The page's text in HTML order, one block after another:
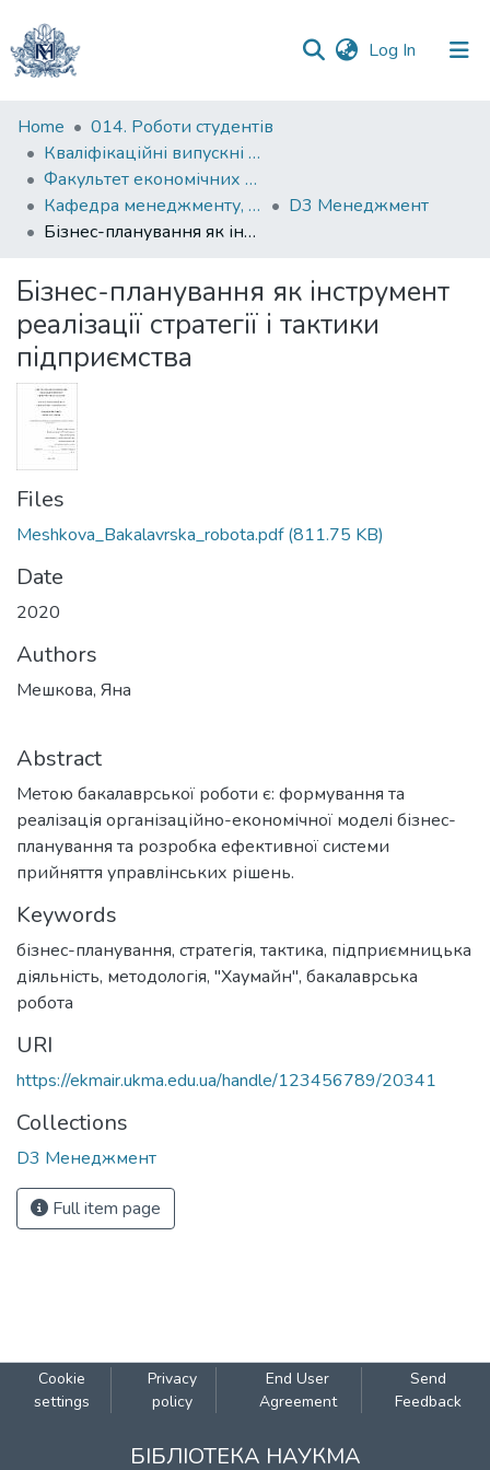
Log In (current)
Communities
&
Collections
All of DSpace
Statistics
Home
014. Роботи студентів
Кваліфікаційні випускні роботи здобувачів вищої освіти бакалаврських програм
Факультет економічних наук
Кафедра менеджменту, маркетингу та підприємництва
D3 Менеджмент
Бізнес-планування як інструмент реалізації стратегії і тактики підприємства
Бізнес-планування як інструмент
реалізації стратегії і тактики
підприємства
Files
Meshkova_Bakalavrska_robota.pdf(811.75 KB)
Date
2020
Authors
Мешкова, Яна
Abstract
Метою бакалаврської роботи є: формування та
реалізація організаційно-економічної моделі бізнес-
планування та розробка ефективної системи
прийняття управлінських рішень.
Keywords
бізнес-планування, стратегія, тактика, підприємницька
діяльність, методологія, "Хаумайн", бакалаврська
робота
URI
https://ekmair.ukma.edu.ua/handle/123456789/20341
Collections
D3 Менеджмент
Full item page
Cookie
settings
Privacy
policy
End User
Agreement
Send
Feedback
БІБЛІОТЕКА НАУКМА